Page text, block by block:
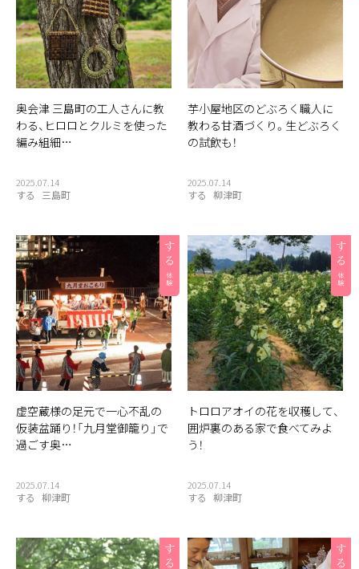
奥会津 三島町の工人さんに教
わる、ヒロロとクルミを使った
編み組細…
2025.07.14
する 三島町
芋小屋地区のどぶろく職人に
教わる甘酒づくり。生どぶろく
の試飲も！
2025.07.14
する 柳津町
虚空蔵様の足元で一心不乱の
仮装盆踊り！「九月堂御籠り」で
過ごす奥…
2025.07.14
する 柳津町
トロロアオイの花を収穫して、
囲炉裏のある家で食べてみよ
う！
2025.07.14
する 柳津町